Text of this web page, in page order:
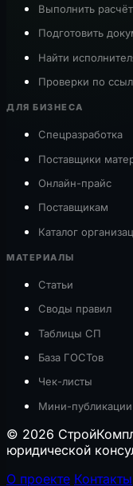
Выполнить расчёт
Подготовить
Найти
Проверки по
ДЛЯ БИЗНЕСА
Спецразработка
Поставщики
Онлайн-прайс
Поставщикам
Каталог
МАТЕРИАЛЫ
Статьи
Своды правил
Таблицы СП
База ГОСТов
Чек-листы
Мини-публикации
© 2026
юридической
О проекте Контакты